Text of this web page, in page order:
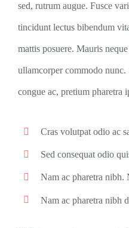
sed, rutrum augue. Fusce
tincidunt lectus bibendum
mattis posuere. Mauris
ullamcorper commodo nunc.
congue ac, pretium pharetra
Cras volutpat odio ac
Sed consequat odio
Nam ac pharetra nibh.
Nam ac pharetra nibh